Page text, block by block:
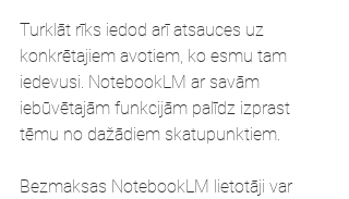
Turklāt rīks iedod arī atsauces uz
konkrētajiem avotiem, ko esmu tam
iedevusi. NotebookLM ar savām
iebūvētajām funkcijām palīdz izprast
tēmu no dažādiem skatupunktiem.
Bezmaksas NotebookLM lietotāji var